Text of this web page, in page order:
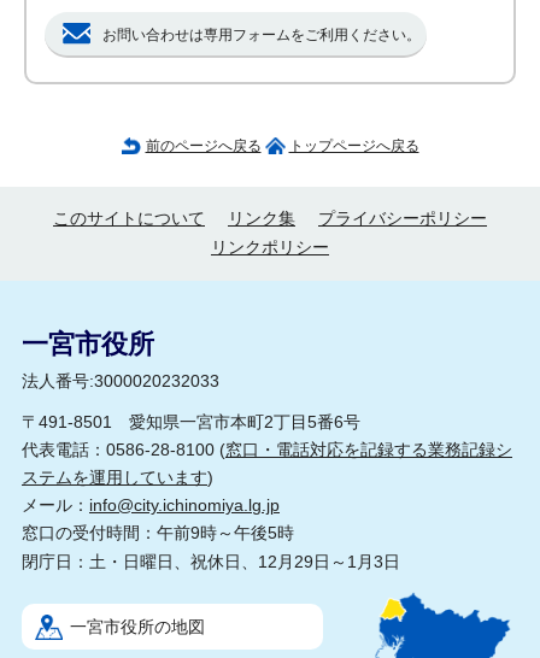
お問い合わせは専用フォームをご利用ください。
前のページへ戻る トップページへ戻る
このサイトについて リンク集
プライバシーポリシー
リンクポリシー
一宮市役所
法人番号:3000020232033
〒491-8501 愛知県一宮市本町2丁目5番6号
代表電話：0586-28-8100 (窓口・電話対応を記録する業務記録シ
ステムを運用しています)
メール： info@city.ichinomiya.lg.jp
窓口の受付時間：午前9時～午後5時
閉庁日：土・日曜日、祝休日、12月29日～1月3日
一宮市役所の地図